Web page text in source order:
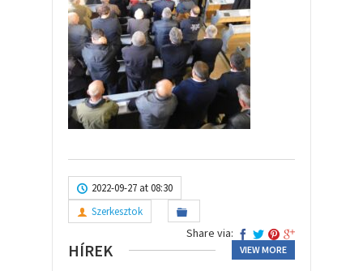
2022-09-27 at 08:30
Szerkesztok
Share via:
HÍREK VIEW MORE